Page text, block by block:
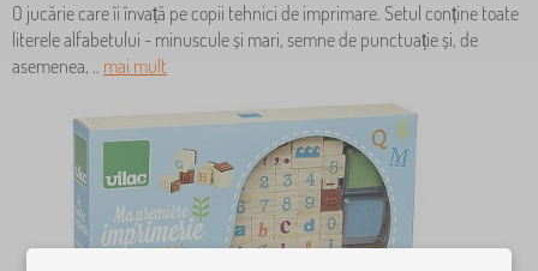
O jucărie care îi învață pe copii tehnici de imprimare. Setul conține toate
literele alfabetului - minuscule și mari, semne de punctuație și, de
asemenea, .. mai mult